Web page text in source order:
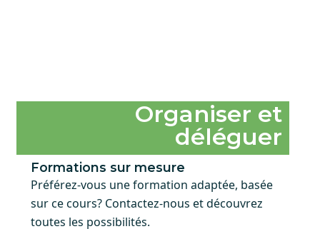
Organiser et
déléguer
Formations sur mesure
Préférez-vous une formation adaptée, basée
sur ce cours? Contactez-nous et découvrez
toutes les possibilités.